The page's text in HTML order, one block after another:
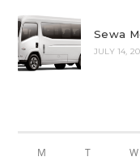
Sewa
JULY 14,
M T W